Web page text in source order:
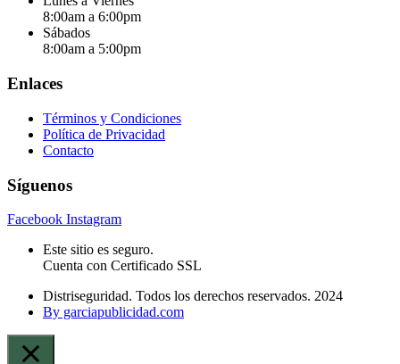
8:00am a 6:00pm
Sábados
8:00am a 5:00pm
Enlaces
Términos y Condiciones
Política de Privacidad
Contacto
Síguenos
Facebook Instagram
Este sitio es seguro.
Cuenta con Certificado SSL
Distriseguridad. Todos los derechos reservados. 2024
By garciapublicidad.com